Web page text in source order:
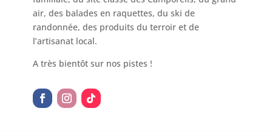
air, des balades en raquettes, du ski de
randonnée, des produits du terroir et de
l’artisanat local.
A très bientôt sur nos pistes !